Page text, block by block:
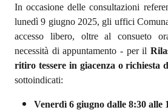
In occasione delle consultazioni
lunedì 9 giugno 2025, gli uffici
accesso libero, oltre al consueto
necessità di appuntamento - per il
ritiro tessere in giacenza o richiesta
sottoindicati:
Venerdì 6 giugno dalle 8:30 alle